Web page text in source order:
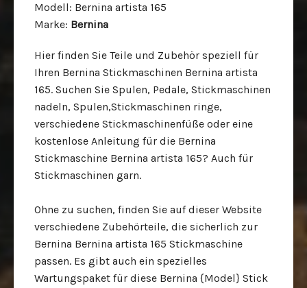
Modell: Bernina artista 165
Marke: Bernina
Hier finden Sie Teile und Zubehör speziell für
Ihren Bernina Stickmaschinen Bernina artista
165. Suchen Sie Spulen, Pedale, Stickmaschinen
nadeln, Spulen,Stickmaschinen ringe,
verschiedene Stickmaschinenfüße oder eine
kostenlose Anleitung für die Bernina
Stickmaschine Bernina artista 165? Auch für
Stickmaschinen garn.
Ohne zu suchen, finden Sie auf dieser Website
verschiedene Zubehörteile, die sicherlich zur
Bernina Bernina artista 165 Stickmaschine
passen. Es gibt auch ein spezielles
Wartungspaket für diese Bernina {Model} Stick